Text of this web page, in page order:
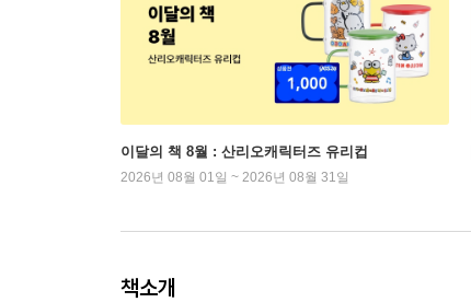
이달의 책 8월 : 산리오캐릭터즈 유리컵
2026년 08월 01일 ~ 2026년 08월 31일
책소개